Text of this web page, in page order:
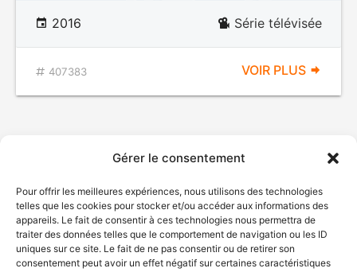
Gérer le consentement
Pour offrir les meilleures expériences, nous utilisons des technologies
telles que les cookies pour stocker et/ou accéder aux informations des
appareils. Le fait de consentir à ces technologies nous permettra de
traiter des données telles que le comportement de navigation ou les ID
uniques sur ce site. Le fait de ne pas consentir ou de retirer son
consentement peut avoir un effet négatif sur certaines caractéristiques
2016 Série télévisée
407383 VOIR PLUS